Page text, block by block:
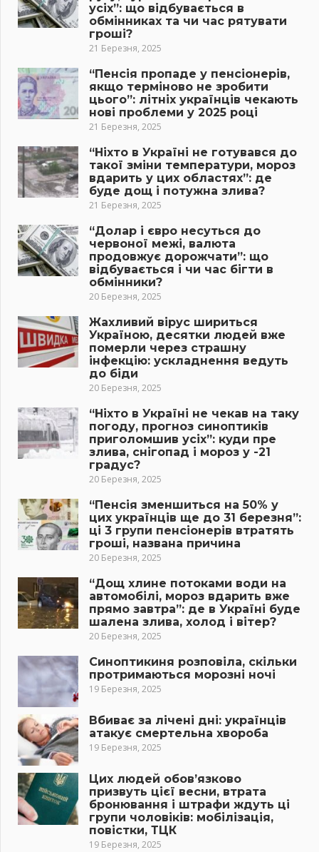
усіх”: що відбувається в
обмінниках та чи час рятувати
гроші?
21 Березня, 2025
“Пенсія пропаде у пенсіонерів,
якщо терміново не зробити
цього”: літніх українців чекають
нові проблеми у 2025 році
21 Березня, 2025
“Ніхто в Україні не готувався до
такої зміни температури, мороз
вдарить у цих областях”: де
буде дощ і потужна злива?
21 Березня, 2025
“Долар і євро несуться до
червоної межі, валюта
продовжує дорожчати”: що
відбувається і чи час бігти в
обмінники?
20 Березня, 2025
Жахливий вірус шириться
Україною, десятки людей вже
померли через страшну
інфекцію: ускладнення ведуть
до біди
20 Березня, 2025
“Ніхто в Україні не чекав на таку
погоду, прогноз синоптиків
приголомшив усіх”: куди пре
злива, снігопад і мороз у -21
градус?
20 Березня, 2025
“Пенсія зменшиться на 50% у
цих українців ще до 31 березня”:
ці 3 групи пенсіонерів втратять
гроші, названа причина
20 Березня, 2025
“Дощ хлине потоками води на
автомобілі, мороз вдарить вже
прямо завтра”: де в Україні буде
шалена злива, холод і вітер?
20 Березня, 2025
Синоптикиня розповіла, скільки
протримаються морозні ночі
19 Березня, 2025
Вбиває за лічені дні: українців
атакує смертельна хвороба
19 Березня, 2025
Цих людей обов’язково
призвуть цієї весни, втрата
бронювання і штрафи ждуть ці
групи чоловіків: мобілізація,
повістки, ТЦК
19 Березня, 2025